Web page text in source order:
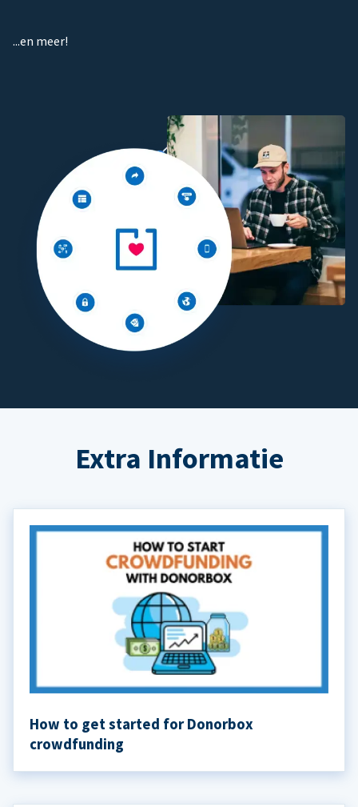
...en meer!
Extra Informatie
How to get started for Donorbox
crowdfunding